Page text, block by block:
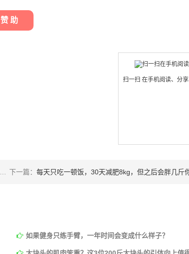
赞 助
扫一扫 在手机阅读、分
下一篇： 每天只吃一顿饭，30天减肥8kg，但之后会胖几斤你知道么
如果健身只练手臂，一年时间会变成什么样子？